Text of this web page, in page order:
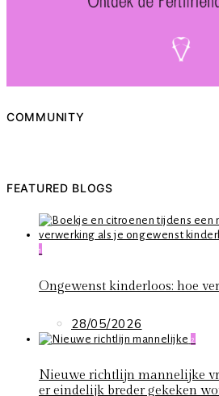
COMMUNITY
FEATURED BLOGS
1
Ongewenst kinderloos: hoe
28/05/2026
2
Nieuwe richtlijn mannelijke
er eindelijk breder gekeken